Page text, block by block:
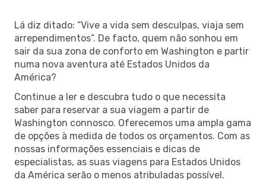
Lá diz ditado: “Vive a vida sem desculpas, viaja sem
arrependimentos”. De facto, quem não sonhou em
sair da sua zona de conforto em Washington e partir
numa nova aventura até Estados Unidos da
América?
Continue a ler e descubra tudo o que necessita
saber para reservar a sua viagem a partir de
Washington connosco. Oferecemos uma ampla gama
de opções à medida de todos os orçamentos. Com as
nossas informações essenciais e dicas de
especialistas, as suas viagens para Estados Unidos
da América serão o menos atribuladas possível.